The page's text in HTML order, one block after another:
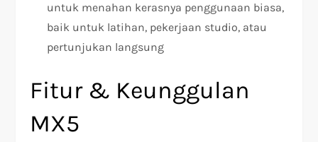
untuk menahan kerasnya penggunaan biasa,
baik untuk latihan, pekerjaan studio, atau
pertunjukan langsung
Fitur & Keunggulan
MX5